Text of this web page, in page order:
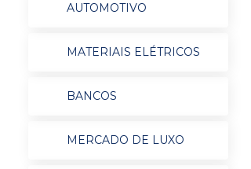
AUTOMOTIVO
MATERIAIS ELÉTRICOS
BANCOS
MERCADO DE LUXO